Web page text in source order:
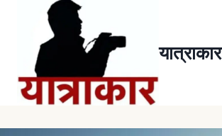
यात्राकार